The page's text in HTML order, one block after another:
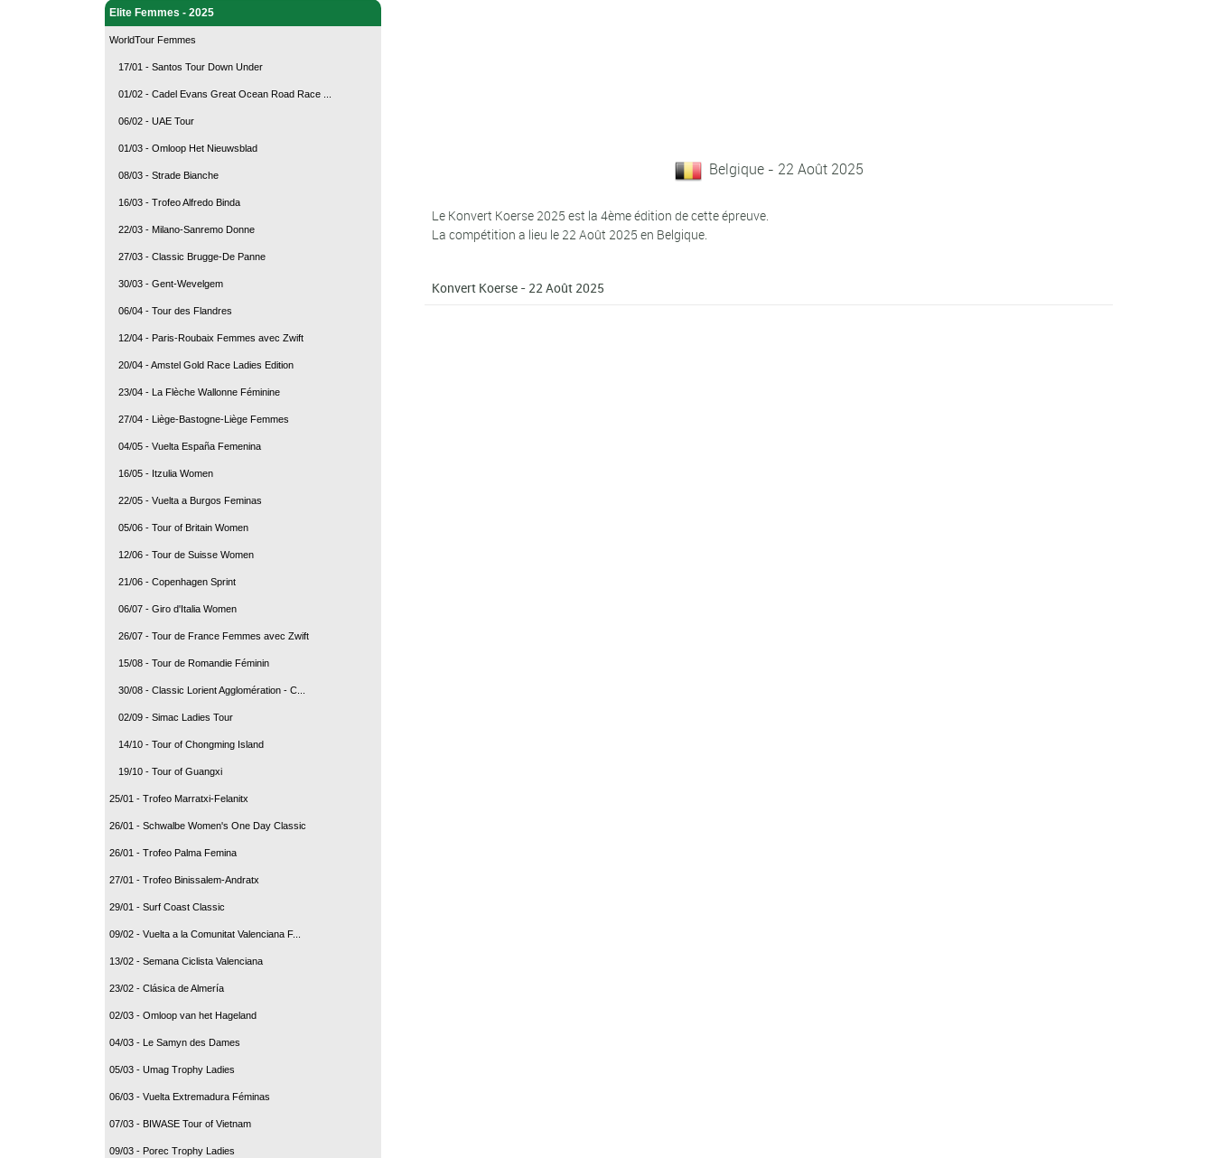
Elite Femmes - 2025
WorldTour Femmes
17/01 - Santos Tour Down Under
01/02 - Cadel Evans Great Ocean Road Race ...
06/02 - UAE Tour
01/03 - Omloop Het Nieuwsblad
08/03 - Strade Bianche
16/03 - Trofeo Alfredo Binda
22/03 - Milano-Sanremo Donne
27/03 - Classic Brugge-De Panne
30/03 - Gent-Wevelgem
06/04 - Tour des Flandres
12/04 - Paris-Roubaix Femmes avec Zwift
20/04 - Amstel Gold Race Ladies Edition
23/04 - La Flèche Wallonne Féminine
27/04 - Liège-Bastogne-Liège Femmes
04/05 - Vuelta España Femenina
16/05 - Itzulia Women
22/05 - Vuelta a Burgos Feminas
05/06 - Tour of Britain Women
12/06 - Tour de Suisse Women
21/06 - Copenhagen Sprint
06/07 - Giro d'Italia Women
26/07 - Tour de France Femmes avec Zwift
15/08 - Tour de Romandie Féminin
30/08 - Classic Lorient Agglomération - C...
02/09 - Simac Ladies Tour
14/10 - Tour of Chongming Island
19/10 - Tour of Guangxi
25/01 - Trofeo Marratxi-Felanitx
26/01 - Schwalbe Women's One Day Classic
26/01 - Trofeo Palma Femina
27/01 - Trofeo Binissalem-Andratx
29/01 - Surf Coast Classic
09/02 - Vuelta a la Comunitat Valenciana F...
13/02 - Semana Ciclista Valenciana
23/02 - Clásica de Almería
02/03 - Omloop van het Hageland
04/03 - Le Samyn des Dames
05/03 - Umag Trophy Ladies
06/03 - Vuelta Extremadura Féminas
07/03 - BIWASE Tour of Vietnam
09/03 - Porec Trophy Ladies
Belgique - 22 Août 2025
Le Konvert Koerse 2025 est la 4ème édition de cette épreuve.
La compétition a lieu le 22 Août 2025 en Belgique.
Konvert Koerse - 22 Août 2025